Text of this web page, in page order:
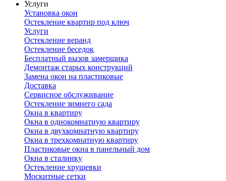
Услуги
Установка окон
Остекление квартир под ключ
Услуги
Остекление веранд
Остекление беседок
Бесплатный вызов замерщика
Демонтаж старых конструкций
Замена окон на пластиковые
Доставка
Сервисное обслуживание
Остекление зимнего сада
Окна в квартиру
Окна в однокомнатную квартиру
Окна в двухкомнатную квартиру
Окна в трехкомнатную квартиру
Пластиковые окна в панельный дом
Окна в сталинку
Остекление хрущевки
Москитные сетки